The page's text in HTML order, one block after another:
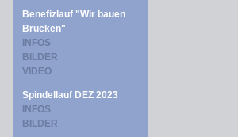
Benefizlauf "Wir bauen
Brücken"
INFOS
BILDER
VIDEO
Spindellauf DEZ 2023
INFOS
BILDER